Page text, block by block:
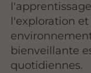
l'exploration
bienveillante
quotidiennes.